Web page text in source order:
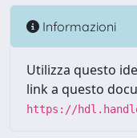
Informazioni
Utilizza questo
link a questo
https://